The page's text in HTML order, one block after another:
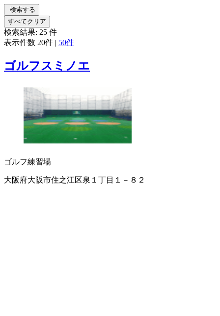
検索する
すべてクリア
検索結果: 25 件
表示件数 20件 | 50件
ゴルフスミノエ
ゴルフ練習場
大阪府大阪市住之江区泉１丁目１－８２